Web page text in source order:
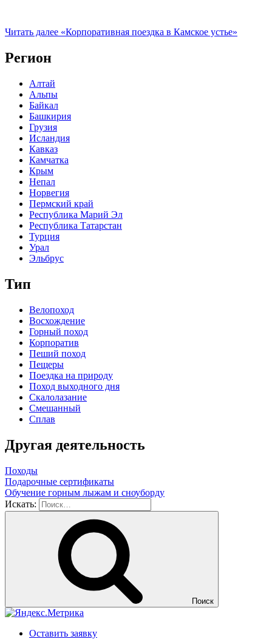
Читать далее «Корпоративная поездка в Камское устье»
Регион
Алтай
Альпы
Байкал
Башкирия
Грузия
Исландия
Кавказ
Камчатка
Крым
Непал
Норвегия
Пермский край
Республика Марий Эл
Республика Татарстан
Турция
Урал
Эльбрус
Тип
Велопоход
Восхождение
Горный поход
Корпоратив
Пеший поход
Пещеры
Поездка на природу
Поход выходного дня
Скалолазание
Смешанный
Сплав
Другая деятельность
Походы
Подарочные сертификаты
Обучение горным лыжам и сноуборду
Искать:
Поиск
Оставить заявку